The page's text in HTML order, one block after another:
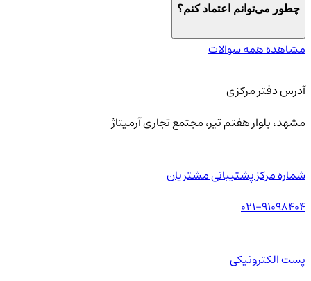
چطور می‌توانم اعتماد کنم؟
مشاهده همه سوالات
آدرس دفتر مرکزی
مشهد، بلوار هفتم تیر، مجتمع تجاری آرمیتاژ
شماره مرکز پشتیبانی مشتریان
021-91098404
پست الکترونیکی